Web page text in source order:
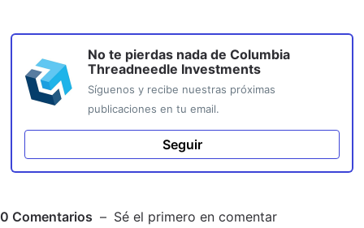
No te pierdas nada de Columbia
Threadneedle Investments
Síguenos y recibe nuestras próximas
publicaciones en tu email.
Seguir
0 Comentarios Sé el primero en comentar